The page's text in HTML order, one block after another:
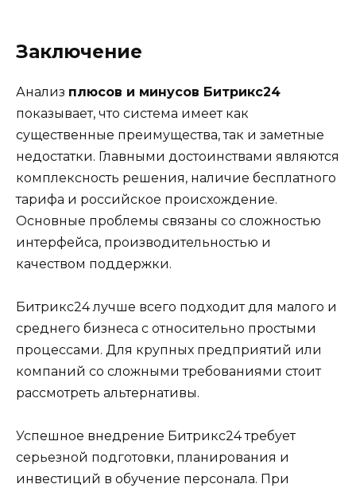
Заключение
Анализ плюсов и минусов Битрикс24
показывает, что система имеет как
существенные преимущества, так и заметные
недостатки. Главными достоинствами являются
комплексность решения, наличие бесплатного
тарифа и российское происхождение.
Основные проблемы связаны со сложностью
интерфейса, производительностью и
качеством поддержки.
Битрикс24 лучше всего подходит для малого и
среднего бизнеса с относительно простыми
процессами. Для крупных предприятий или
компаний со сложными требованиями стоит
рассмотреть альтернативы.
Успешное внедрение Битрикс24 требует
серьезной подготовки, планирования и
инвестиций в обучение персонала. При